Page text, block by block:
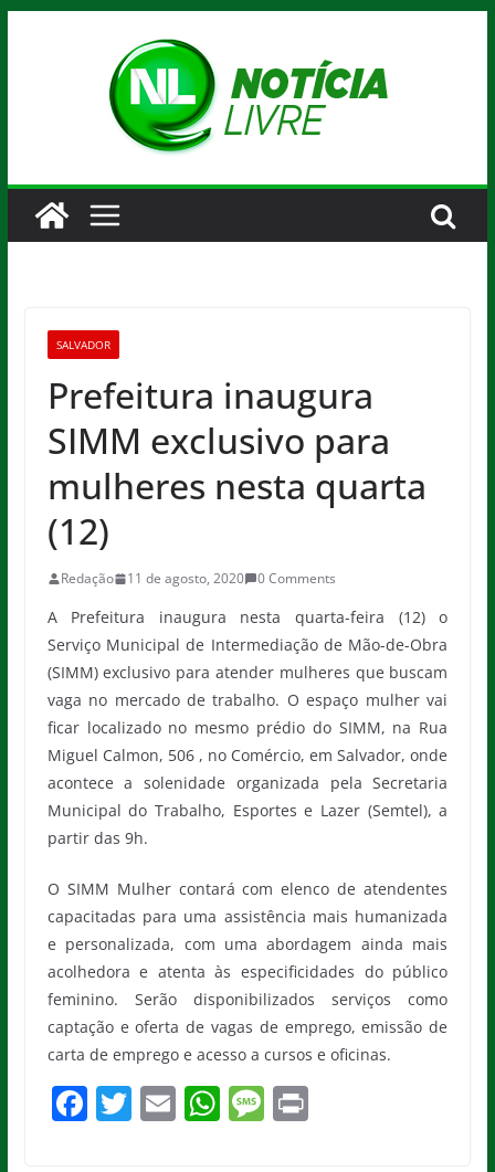
SALVADOR
Prefeitura inaugura
SIMM exclusivo para
mulheres nesta quarta
(12)
Redação 11 de agosto, 2020 0 Comments
A Prefeitura inaugura nesta quarta-feira (12) o
Serviço Municipal de Intermediação de Mão-de-Obra
(SIMM) exclusivo para atender mulheres que buscam
vaga no mercado de trabalho. O espaço mulher vai
ficar localizado no mesmo prédio do SIMM, na Rua
Miguel Calmon, 506 , no Comércio, em Salvador, onde
acontece a solenidade organizada pela Secretaria
Municipal do Trabalho, Esportes e Lazer (Semtel), a
partir das 9h.
O SIMM Mulher contará com elenco de atendentes
capacitadas para uma assistência mais humanizada
e personalizada, com uma abordagem ainda mais
acolhedora e atenta às especificidades do público
feminino. Serão disponibilizados serviços como
captação e oferta de vagas de emprego, emissão de
carta de emprego e acesso a cursos e oficinas.
F T E W M Pr